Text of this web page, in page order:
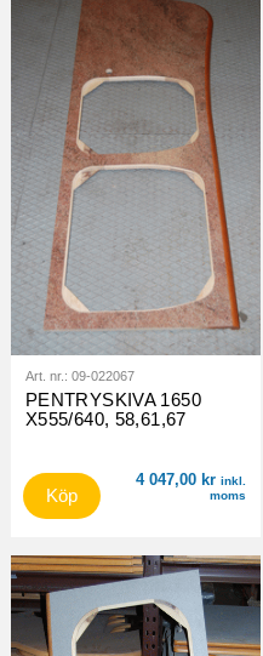
Art. nr.: 09-022067
PENTRYSKIVA 1650
X555/640, 58,61,67
4 047,00 kr inkl.
moms
Köp